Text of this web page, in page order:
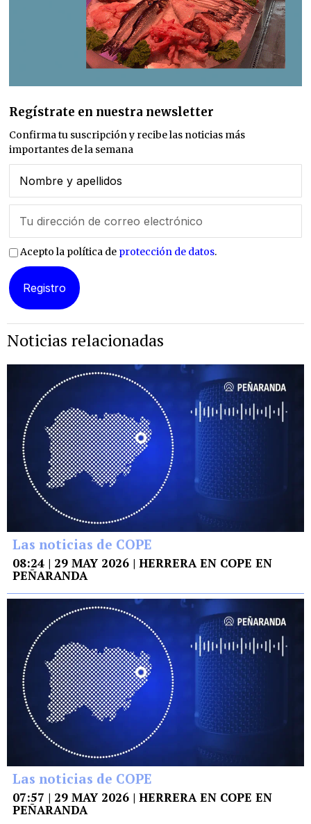
Regístrate en nuestra newsletter
Confirma tu suscripción y recibe las noticias más
importantes de la semana
Acepto la política de protección de datos.
Noticias relacionadas
Las noticias de COPE
08:24 | 29 MAY 2026 | HERRERA EN COPE EN
PEÑARANDA
Las noticias de COPE
07:57 | 29 MAY 2026 | HERRERA EN COPE EN
PEÑARANDA